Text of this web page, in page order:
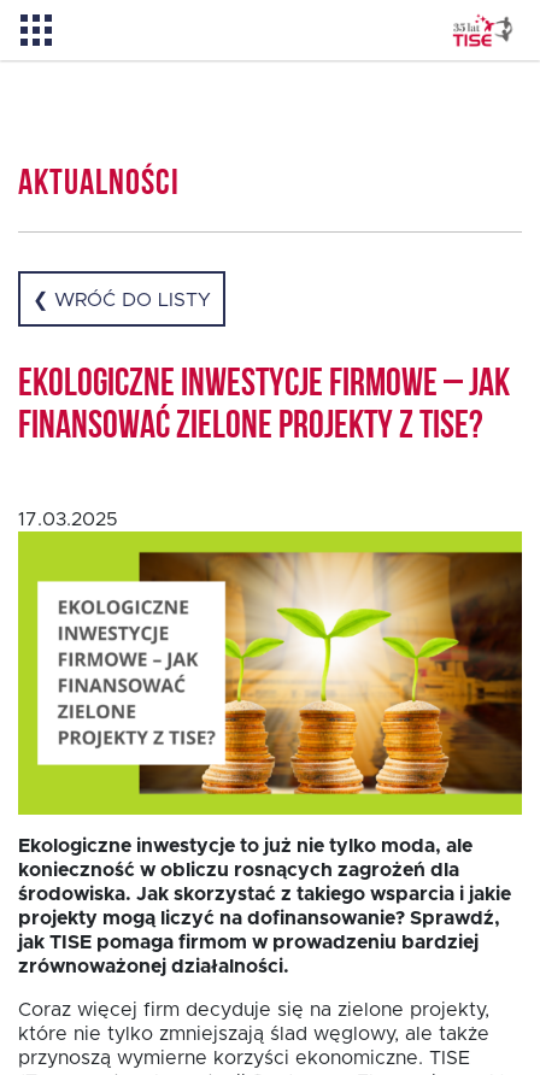
Dlaczego TISE?
Pożyczka rozwojowa TISE – NOWOŚĆ!
Oferta dla NGO/PES
Fundusz FKIS
Rodo
Dokumenty
Rekrutujemy
Kontakt
Aktualności
❮ WRÓĆ DO LISTY
Ekologiczne inwestycje firmowe – jak
finansować zielone projekty z TISE?
17.03.2025
Ekologiczne inwestycje to już nie tylko moda, ale
konieczność w obliczu rosnących zagrożeń dla
środowiska. Jak skorzystać z takiego wsparcia i jakie
projekty mogą liczyć na dofinansowanie? Sprawdź,
jak TISE pomaga firmom w prowadzeniu bardziej
zrównoważonej działalności.
Coraz więcej firm decyduje się na zielone projekty,
które nie tylko zmniejszają ślad węglowy, ale także
przynoszą wymierne korzyści ekonomiczne. TISE